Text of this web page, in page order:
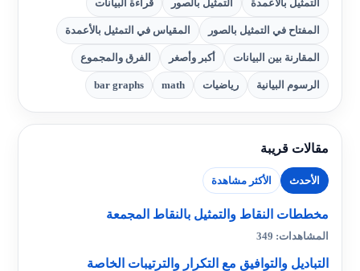
التمثيل بالأعمدة التمثيل بالصور قراءة البيانات
المفتاح في التمثيل بالصور المقياس في التمثيل بالأعمدة
المقارنة بين البيانات أكبر وأصغر الفرق والمجموع
الرسوم البيانية رياضيات math
bar graphs
مقالات قريبة
الأحدث الأكثر مشاهدة
مخططات النقاط والتمثيل بالنقاط المجمعة
المشاهدات: 349
التباديل والتوافيق مع التكرار والترتيبات الخاصة